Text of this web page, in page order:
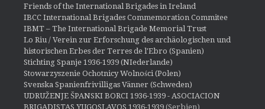
Friends of the International Brigades in Ireland
IBCC International Brigades Commemoration Commitee
IBMT – The International Brigade Memorial Trust
Lo Riu / Verein zur Erforschung des archäologischen und
historischen Erbes der Terres de l'Ebro (Spanien)
Stichting Spanje 1936-1939 (NIederlande)
Stowarzyszenie Ochotnicy Wolności (Polen)
Svenska Spanienfrivilligas Vänner (Schweden)
UDRUŽENJE ŠPANSKI BORCI 1936-1939 - ASOCIACION
BRIGADISTAS YUGOSLAVOS 1936-1939 (Serbien)